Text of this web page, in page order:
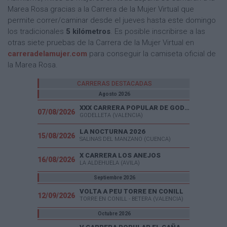
Marea Rosa gracias a la Carrera de la Mujer Virtual que
permite correr/caminar desde el jueves hasta este domingo
los tradicionales 5 kilómetros. Es posible inscribirse a las
otras siete pruebas de la Carrera de la Mujer Virtual en
carreradelamujer.com para conseguir la camiseta oficial de
la Marea Rosa.
CARRERAS DESTACADAS
Agosto 2026
07/08/2026
XXX CARRERA POPULAR DE GODELLETA
GODELLETA (VALENCIA)
15/08/2026
LA NOCTURNA 2026
SALINAS DEL MANZANO (CUENCA)
16/08/2026
X CARRERA LOS ANEJOS
LA ALDEHUELA (AVILA)
Septiembre 2026
12/09/2026
VOLTA A PEU TORRE EN CONILL
TORRE EN CONILL - BETERA (VALENCIA)
Octubre 2026